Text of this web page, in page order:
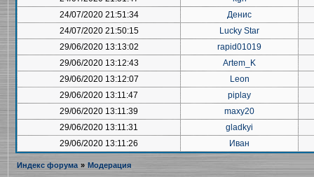
24/07/2020 21:51:34
Денис
24/07/2020 21:50:15
Lucky Star
29/06/2020 13:13:02
rapid01019
29/06/2020 13:12:43
Artem_K
29/06/2020 13:12:07
Leon
29/06/2020 13:11:47
piplay
29/06/2020 13:11:39
maxy20
29/06/2020 13:11:31
gladkyi
29/06/2020 13:11:26
Иван
Индекс форума » Модерация